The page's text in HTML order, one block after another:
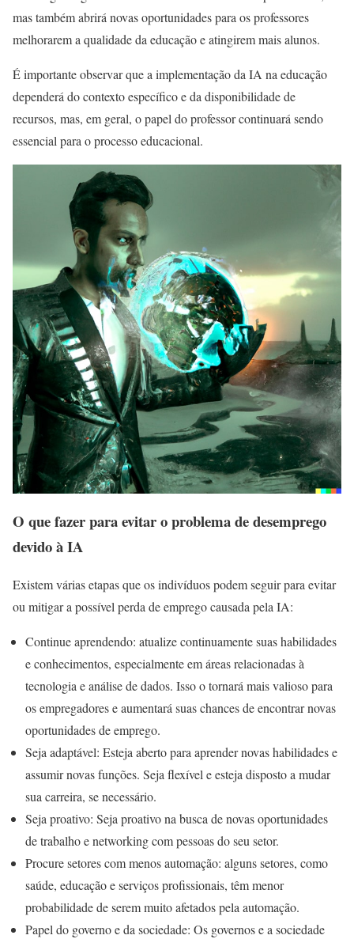
mas também abrirá novas oportunidades para os professores
melhorarem a qualidade da educação e atingirem mais alunos.
É importante observar que a implementação da IA na educação
dependerá do contexto específico e da disponibilidade de
recursos, mas, em geral, o papel do professor continuará sendo
essencial para o processo educacional.
O que fazer para evitar o problema de desemprego
devido à IA
Existem várias etapas que os indivíduos podem seguir para evitar
ou mitigar a possível perda de emprego causada pela IA:
Continue aprendendo: atualize continuamente suas habilidades
e conhecimentos, especialmente em áreas relacionadas à
tecnologia e análise de dados. Isso o tornará mais valioso para
os empregadores e aumentará suas chances de encontrar novas
oportunidades de emprego.
Seja adaptável: Esteja aberto para aprender novas habilidades e
assumir novas funções. Seja flexível e esteja disposto a mudar
sua carreira, se necessário.
Seja proativo: Seja proativo na busca de novas oportunidades
de trabalho e networking com pessoas do seu setor.
Procure setores com menos automação: alguns setores, como
saúde, educação e serviços profissionais, têm menor
probabilidade de serem muito afetados pela automação.
Papel do governo e da sociedade: Os governos e a sociedade